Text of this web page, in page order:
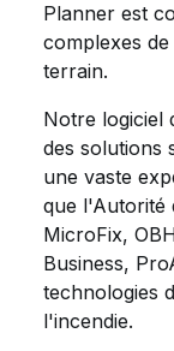
Planner est
complexes
terrain.
Notre logiciel
des solutions
une vaste
que l'Autorité
MicroFix,
Business,
technologies
l'incendie.